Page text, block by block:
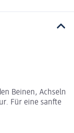
Beinen, Achseln
Für eine sanfte